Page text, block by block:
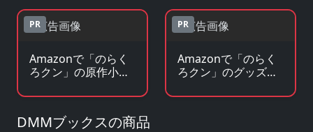
PR
Amazonで「のらく
ろクン」の原作小
PR
Amazonで「のらく
ろクン」のグッズ・
DMMブックスの商品